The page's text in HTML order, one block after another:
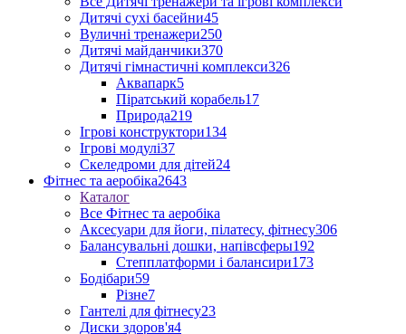
Дитячі сухі басейни45
Вуличні тренажери250
Дитячі майданчики370
Дитячі гімнастичні комплекси326
Аквапарк5
Піратський корабель17
Природа219
Ігрові конструктори134
Ігрові модулі37
Скеледроми для дітей24
Фітнес та аеробіка2643
Каталог
Все Фітнес та аеробіка
Аксесуари для йоги, пілатесу, фітнесу306
Балансувальні дошки, напівсферы192
Степплатформи і балансири173
Бодібари59
Різне7
Гантелі для фітнесу23
Диски здоров'я4